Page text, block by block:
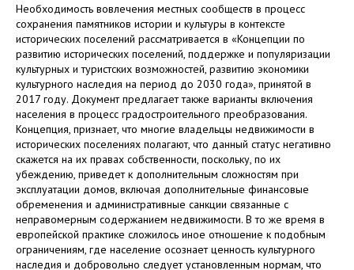
Необходимость вовлечения местных сообществ в процесс
сохранения памятников истории и культуры в контексте
исторических поселений рассматривается в «Концепции по
развитию исторических поселений, поддержке и популяризации
культурных и туристских возможностей, развитию экономики
культурного наследия на период до 2030 года», принятой в
2017 году. Документ предлагает также варианты включения
населения в процесс градостроительного преобразования.
Концепция, признает, что многие владельцы недвижимости в
исторических поселениях полагают, что данный статус негативно
скажется на их правах собственности, поскольку, по их
убеждению, приведет к дополнительным сложностям при
эксплуатации домов, включая дополнительные финансовые
обременения и административные санкции связанные с
неправомерным содержанием недвижимости. В то же время в
европейской практике сложилось иное отношение к подобным
ограничениям, где население осознает ценность культурного
наследия и добровольно следует установленным нормам, что